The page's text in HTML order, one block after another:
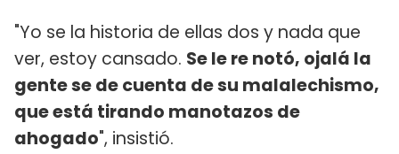
"Yo se la historia de ellas dos y nada que
ver, estoy cansado. Se le re notó, ojalá la
gente se de cuenta de su malalechismo,
que está tirando manotazos de
ahogado", insistió.